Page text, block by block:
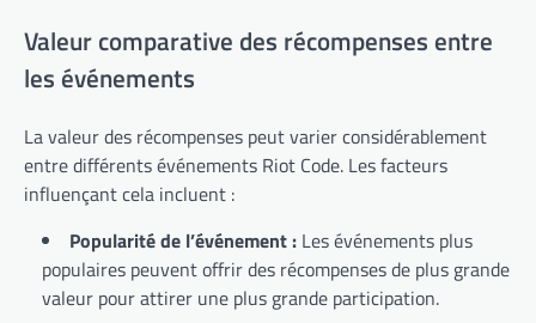
Valeur comparative des récompenses entre
les événements
La valeur des récompenses peut varier considérablement
entre différents événements Riot Code. Les facteurs
influençant cela incluent :
Popularité de l’événement : Les événements plus
populaires peuvent offrir des récompenses de plus grande
valeur pour attirer une plus grande participation.